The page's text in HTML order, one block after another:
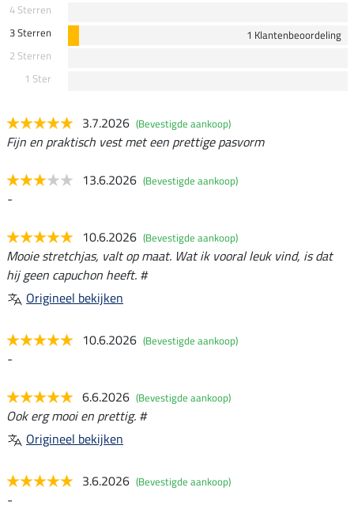
4 Sterren
3 Sterren
1 Klantenbeoordeling
2 Sterren
1 Ster
3.7.2026 (Bevestigde aankoop)
Fijn en praktisch vest met een prettige pasvorm
13.6.2026 (Bevestigde aankoop)
-
10.6.2026 (Bevestigde aankoop)
Mooie stretchjas, valt op maat. Wat ik vooral leuk vind, is dat
hij geen capuchon heeft. #
Origineel bekijken
10.6.2026 (Bevestigde aankoop)
-
6.6.2026 (Bevestigde aankoop)
Ook erg mooi en prettig. #
Origineel bekijken
3.6.2026 (Bevestigde aankoop)
-